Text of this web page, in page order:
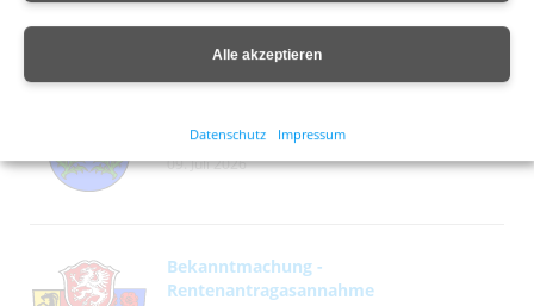
Marktgemeinderates am 13.07.2026
09. Juli 2026
Bekanntmachung -
Rentenantragasannahme
Alle akzeptieren
Datenschutz Impressum